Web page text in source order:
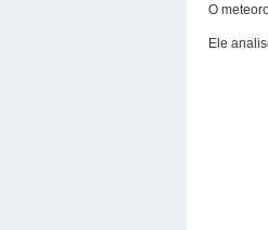
O
Ele